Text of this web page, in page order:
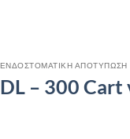
ΕΝΔΟΣΤΟΜΑΤΙΚΗ ΑΠΟΤΥΠΩΣΗ
DL – 300 Cart